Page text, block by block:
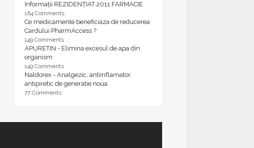
Informații REZIDENȚIAT 2011 FARMACIE
164 Comments
Ce medicamente beneficiaza de reducerea
Cardului PharmAccess ?
149 Comments
APURETIN - Elimina excesul de apa din
organism
149 Comments
Naldorex - Analgezic, antiinflamator,
antipiretic de generatie noua
77 Comments